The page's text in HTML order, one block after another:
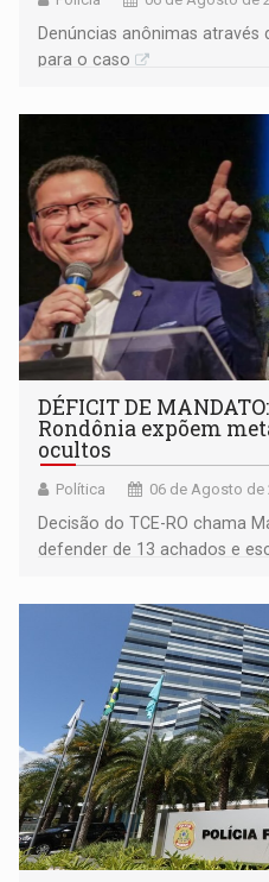
Denúncias anônimas
para o caso
DÉFICIT DE
Rondônia expõem
ocultos
Política 06 de Agosto de
Decisão do TCE-RO chama
defender de 13 achados e
mandato